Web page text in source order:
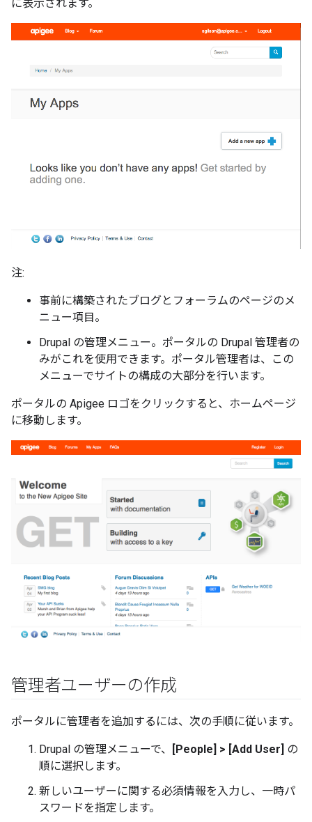
に表示されます。
注:
事前に構築されたブログとフォーラムのページのメ
ニュー項目。
Drupal の管理メニュー。ポータルの Drupal 管理者の
みがこれを使用できます。ポータル管理者は、この
メニューでサイトの構成の大部分を行います。
ポータルの Apigee ロゴをクリックすると、ホームページ
に移動します。
管理者ユーザーの作成
ポータルに管理者を追加するには、次の手順に従います。
Drupal の管理メニューで、 [People] > [Add User] の
順に選択します。
新しいユーザーに関する必須情報を入力し、一時パ
スワードを指定します。